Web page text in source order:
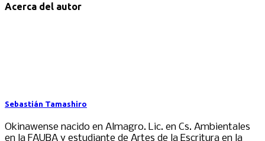
Acerca del autor
Sebastián Tamashiro
Okinawense nacido en Almagro. Lic. en Cs. Ambientales
en la FAUBA y estudiante de Artes de la Escritura en la